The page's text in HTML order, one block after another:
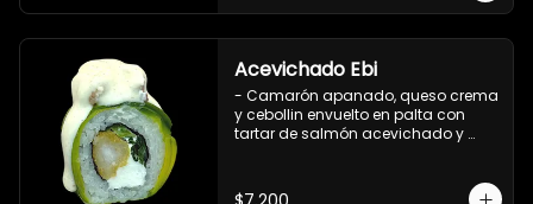
Acevichado Ebi
- Camarón apanado, queso crema
y cebollin envuelto en palta con
tartar de salmón acevichado y